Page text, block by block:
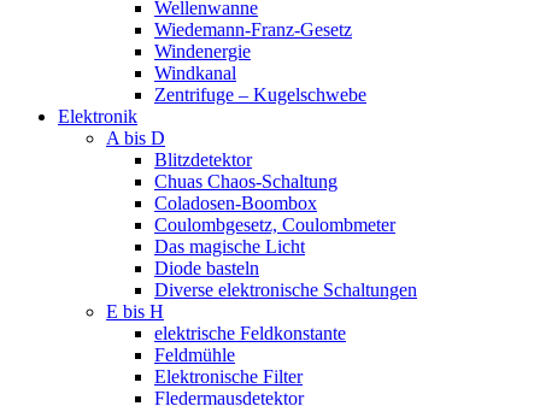
Wellenwanne
Wiedemann-Franz-Gesetz
Windenergie
Windkanal
Zentrifuge – Kugelschwebe
Elektronik
A bis D
Blitzdetektor
Chuas Chaos-Schaltung
Coladosen-Boombox
Coulombgesetz, Coulombmeter
Das magische Licht
Diode basteln
Diverse elektronische Schaltungen
E bis H
elektrische Feldkonstante
Feldmühle
Elektronische Filter
Fledermausdetektor